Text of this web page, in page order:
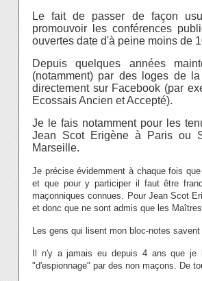
Le fait de passer de façon
promouvoir les conférences
ouvertes date d'à peine moins de
Depuis quelques années
(notamment) par des loges de
directement sur Facebook (par
Ecossais Ancien et Accepté).
Je le fais notamment pour les
Jean Scot Erigène à Paris ou
Marseille.
Je précise évidemment à chaque fois
et que pour y participer il faut être
maçonniques connues. Pour Jean Scot
et donc que ne sont admis que les
Les gens qui lisent mon bloc-notes
Il n'y a jamais eu depuis 4 ans que
"d'espionnage" par des non maçons. De